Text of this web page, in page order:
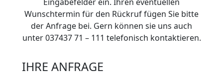
Wunschtermin für den Rückruf fügen Sie bitte
der Anfrage bei. Gern können sie uns auch
unter 037437 71 – 111 telefonisch kontaktieren.
IHRE ANFRAGE